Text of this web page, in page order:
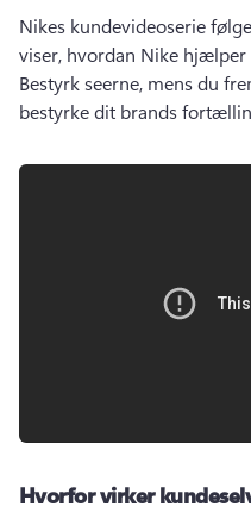
Nikes kundevideoserie
Bestyrk seerne, mens du
bestyrke dit brands
Hvorfor virker